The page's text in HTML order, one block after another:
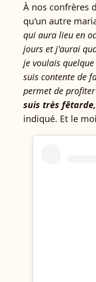
À nos confrères
qu'un autre
qui aura lieu en
jours et j'aurai
je voulais
suis contente de
permet de
suis très
indiqué. Et le